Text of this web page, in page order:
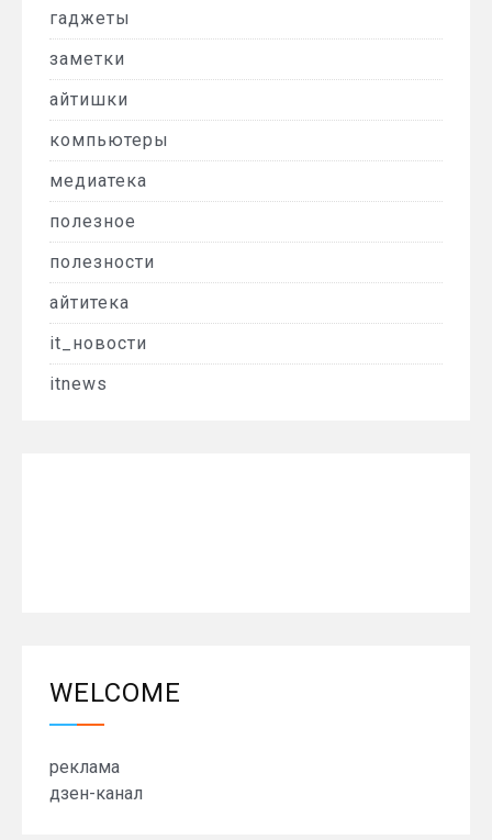
гаджеты
заметки
айтишки
компьютеры
медиатека
полезное
полезности
айтитека
it_новости
itnews
WELCOME
реклама
дзен-канал